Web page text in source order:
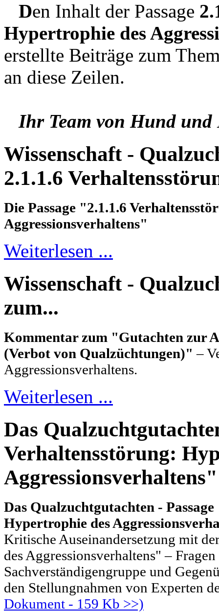
Den Inhalt der Passage
Hypertrophie des
erstellte Beiträge zum
an diese Zeilen.
Ihr Team von Hund und
Wissenschaft -
2.1.1.6
Die Passage "2.1.1.6
Aggressionsverhaltens"
Weiterlesen ...
Wissenschaft -
zum...
Kommentar zum "Gutachten zur
(Verbot von Qualzüchtungen)" –
Aggressionsverhaltens.
Weiterlesen ...
Das
Verhaltensstörung:
Aggressionsverhaltens"
Das Qualzuchtgutachten -
Hypertrophie des
Kritische Auseinandersetzung mit
des Aggressionsverhaltens" –
Sachverständigengruppe und
den Stellungnahmen von Experten
Dokument - 159 Kb >>)